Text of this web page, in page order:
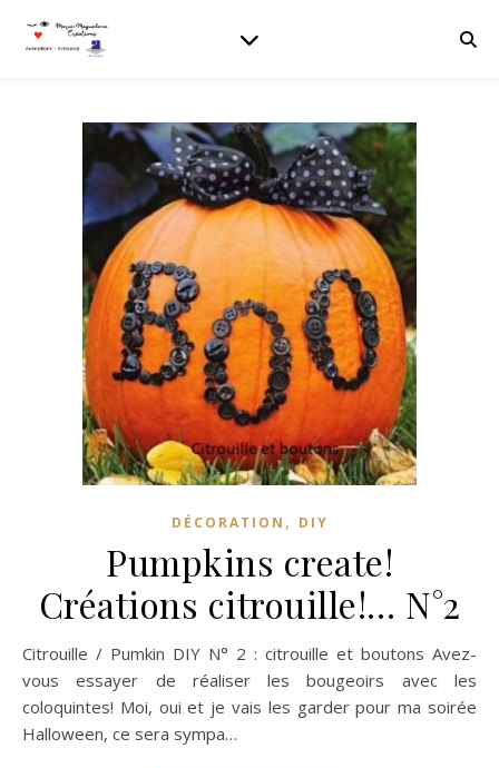
DÉCORATION , DIY
Pumpkins create!
Créations citrouille!… N°2
Citrouille / Pumkin DIY N° 2 : citrouille et boutons Avez-
vous essayer de réaliser les bougeoirs avec les
coloquintes! Moi, oui et je vais les garder pour ma soirée
Halloween, ce sera sympa…